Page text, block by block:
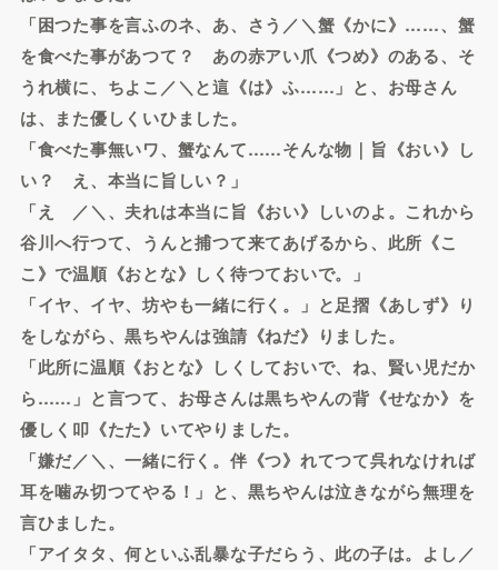
「困つた事を言ふのネ、あ、さう／＼蟹《かに》……、蟹
を食べた事があつて？ あの赤アい爪《つめ》のある、そ
うれ横に、ちよこ／＼と這《は》ふ……」と、お母さん
は、また優しくいひました。
「食べた事無いワ、蟹なんて……そんな物｜旨《おい》し
い？ え、本当に旨しい？」
「えゝ／＼、夫れは本当に旨《おい》しいのよ。これから
谷川へ行つて、うんと捕つて来てあげるから、此所《こ
こ》で温順《おとな》しく待つておいで。」
「イヤ、イヤ、坊やも一緒に行く。」と足摺《あしず》り
をしながら、黒ちやんは強請《ねだ》りました。
「此所に温順《おとな》しくしておいで、ね、賢い児だか
ら……」と言つて、お母さんは黒ちやんの背《せなか》を
優しく叩《たた》いてやりました。
「嫌だ／＼、一緒に行く。伴《つ》れてつて呉れなければ
耳を噛み切つてやる！」と、黒ちやんは泣きながら無理を
言ひました。
「アイタタ、何といふ乱暴な子だらう、此の子は。よし／